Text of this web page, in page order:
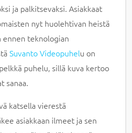
ja palkitsevaksi. Asiakkaat
nyt huolehtivan heistä
teknologian
Suvanto Videopuhelu on
puhelu, sillä kuva kertoo
sanaa.
katsella vierestä
asiakkaan ilmeet ja sen